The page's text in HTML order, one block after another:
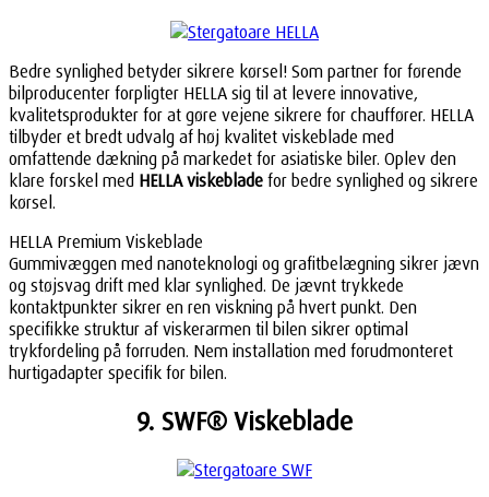
Bedre synlighed betyder sikrere kørsel! Som partner for førende
bilproducenter forpligter HELLA sig til at levere innovative,
kvalitetsprodukter for at gøre vejene sikrere for chauffører. HELLA
tilbyder et bredt udvalg af høj kvalitet viskeblade med
omfattende dækning på markedet for asiatiske biler. Oplev den
klare forskel med HELLA viskeblade for bedre synlighed og sikrere
kørsel.
HELLA Premium Viskeblade
Gummivæggen med nanoteknologi og grafitbelægning sikrer jævn
og støjsvag drift med klar synlighed. De jævnt trykkede
kontaktpunkter sikrer en ren viskning på hvert punkt. Den
specifikke struktur af viskerarmen til bilen sikrer optimal
trykfordeling på forruden. Nem installation med forudmonteret
hurtigadapter specifik for bilen.
9. SWF® Viskeblade